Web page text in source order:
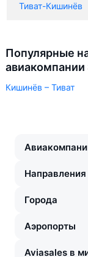
Тиват-Кишинёв
Популярные
Кишинёв – Тиват
Направления
Города
Аэропорты
Aviasales в